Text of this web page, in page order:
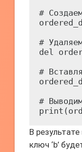
#
#
del
#
#
В
ключ ‘b’